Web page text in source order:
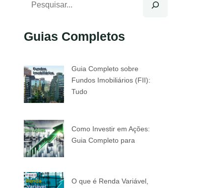
Guias Completos
Guia Completo sobre
Fundos Imobiliários (FII):
Tudo
Como Investir em Ações:
Guia Completo para
O que é Renda Variável,